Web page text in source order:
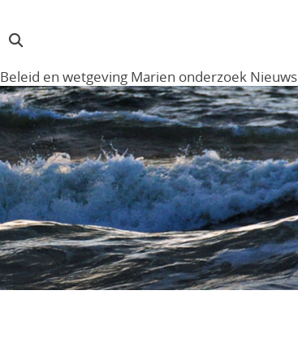
Beleid en wetgeving Marien onderzoek Nieuws